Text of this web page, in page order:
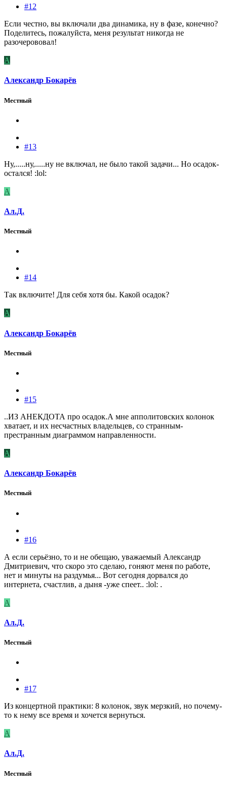
#12
Если честно, вы включали два динамика, ну в фазе, конечно?
Поделитесь, пожалуйста, меня результат никогда не
разочерововал!
А
Александр Бокарёв
Местный
#13
Ну,.....ну,.....ну не включал, не было такой задачи... Но осадок-
остался! :lol:
А
Ал.Д.
Местный
#14
Так включите! Для себя хотя бы. Какой осадок?
А
Александр Бокарёв
Местный
#15
..ИЗ АНЕКДОТА про осадок.А мне апполитовских колонок
хватает, и их несчастных владельцев, со странным-
престранным диаграммом направленности.
А
Александр Бокарёв
Местный
#16
А если серьёзно, то и не обещаю, уважаемый Александр
Дмитриевич, что скоро это сделаю, гоняют меня по работе,
нет и минуты на раздумья... Вот сегодня дорвался до
интернета, счастлив, а дыня -уже спеет.. :lol: .
А
Ал.Д.
Местный
#17
Из концертной практики: 8 колонок, звук мерзкий, но почему-
то к нему все время и хочется вернуться.
А
Ал.Д.
Местный